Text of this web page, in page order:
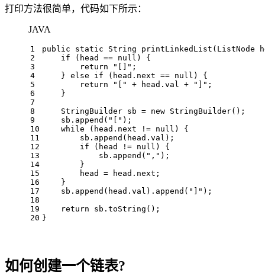
打印方法很简单，代码如下所示：
JAVA
1
2
3
4
5
6
7
8
9
10
11
12
13
14
15
16
17
18
19
20
public static String printLinkedList (ListNode
if (head == null ) {
return
"[]" ;
    }
else if (head.next == null ) {
return
"[" + head.val + "]" ;
    }
StringBuilder sb = new StringBuilder();
    sb.append(
"[" );
while (head.next != null ) {
        sb.append(head.val);
if (head != null ) {
            sb.append(
"," );
        }
        head = head.next;
    }
    sb.append(head.val).append(
"]" );
return sb.toString();
}
如何创建一个链表?